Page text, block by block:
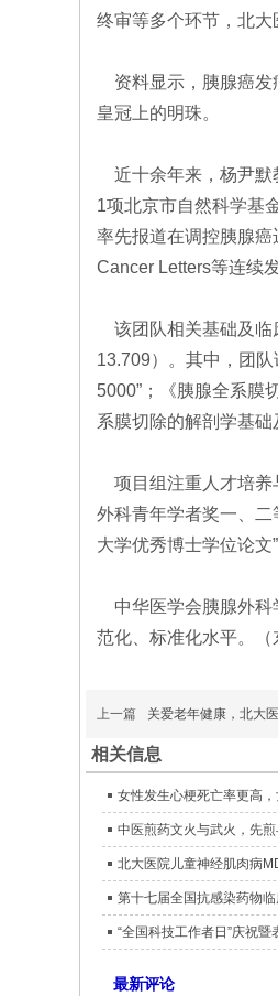
终审等多个环节，北大
资料显示，胰腺癌发
皇冠上的明珠。
近十余年来，杨尹默
1项北京市自然科学基
率先报道在调控胰腺
Cancer Letters等连续
该团队相关基础及临
13.709）。其中，团
5000”；《胰腺全系膜
系膜切除的解剖学基
项目组注重人才培养
外科青年学者奖一、二
大学优秀博士学位论文”
中华医学会胰腺外科
范化、标准化水平。（
上一篇 关爱老年健康，北大
相关信息
女性发生心梗死亡率更高
中医煎药文火与武火，先
北大医院儿童神经肌肉病
第十七届全国抗感染药物
“全国科技工作者日”庆祝
最新评论